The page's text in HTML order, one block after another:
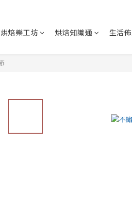
焙樂工坊 烘焙知識通 生活